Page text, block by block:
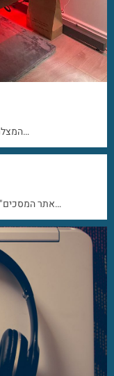
המצלמה במחשב היא חלק חשוב מאוד במקבוק ומוטב…
"אתר המסכים" משרת קהילה צרכנית הצורכת שירותי תיקונים…